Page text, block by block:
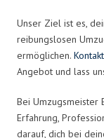
Unser Ziel ist es,
reibungslosen
ermöglichen.
Angebot und lass
Bei Umzugsmeister
Erfahrung,
darauf, dich bei